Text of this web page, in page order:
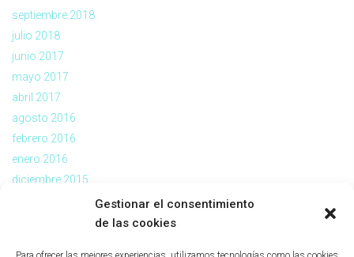
Gestionar el consentimiento
de las cookies
septiembre 2018
julio 2018
junio 2017
mayo 2017
abril 2017
agosto 2016
febrero 2016
enero 2016
diciembre 2015